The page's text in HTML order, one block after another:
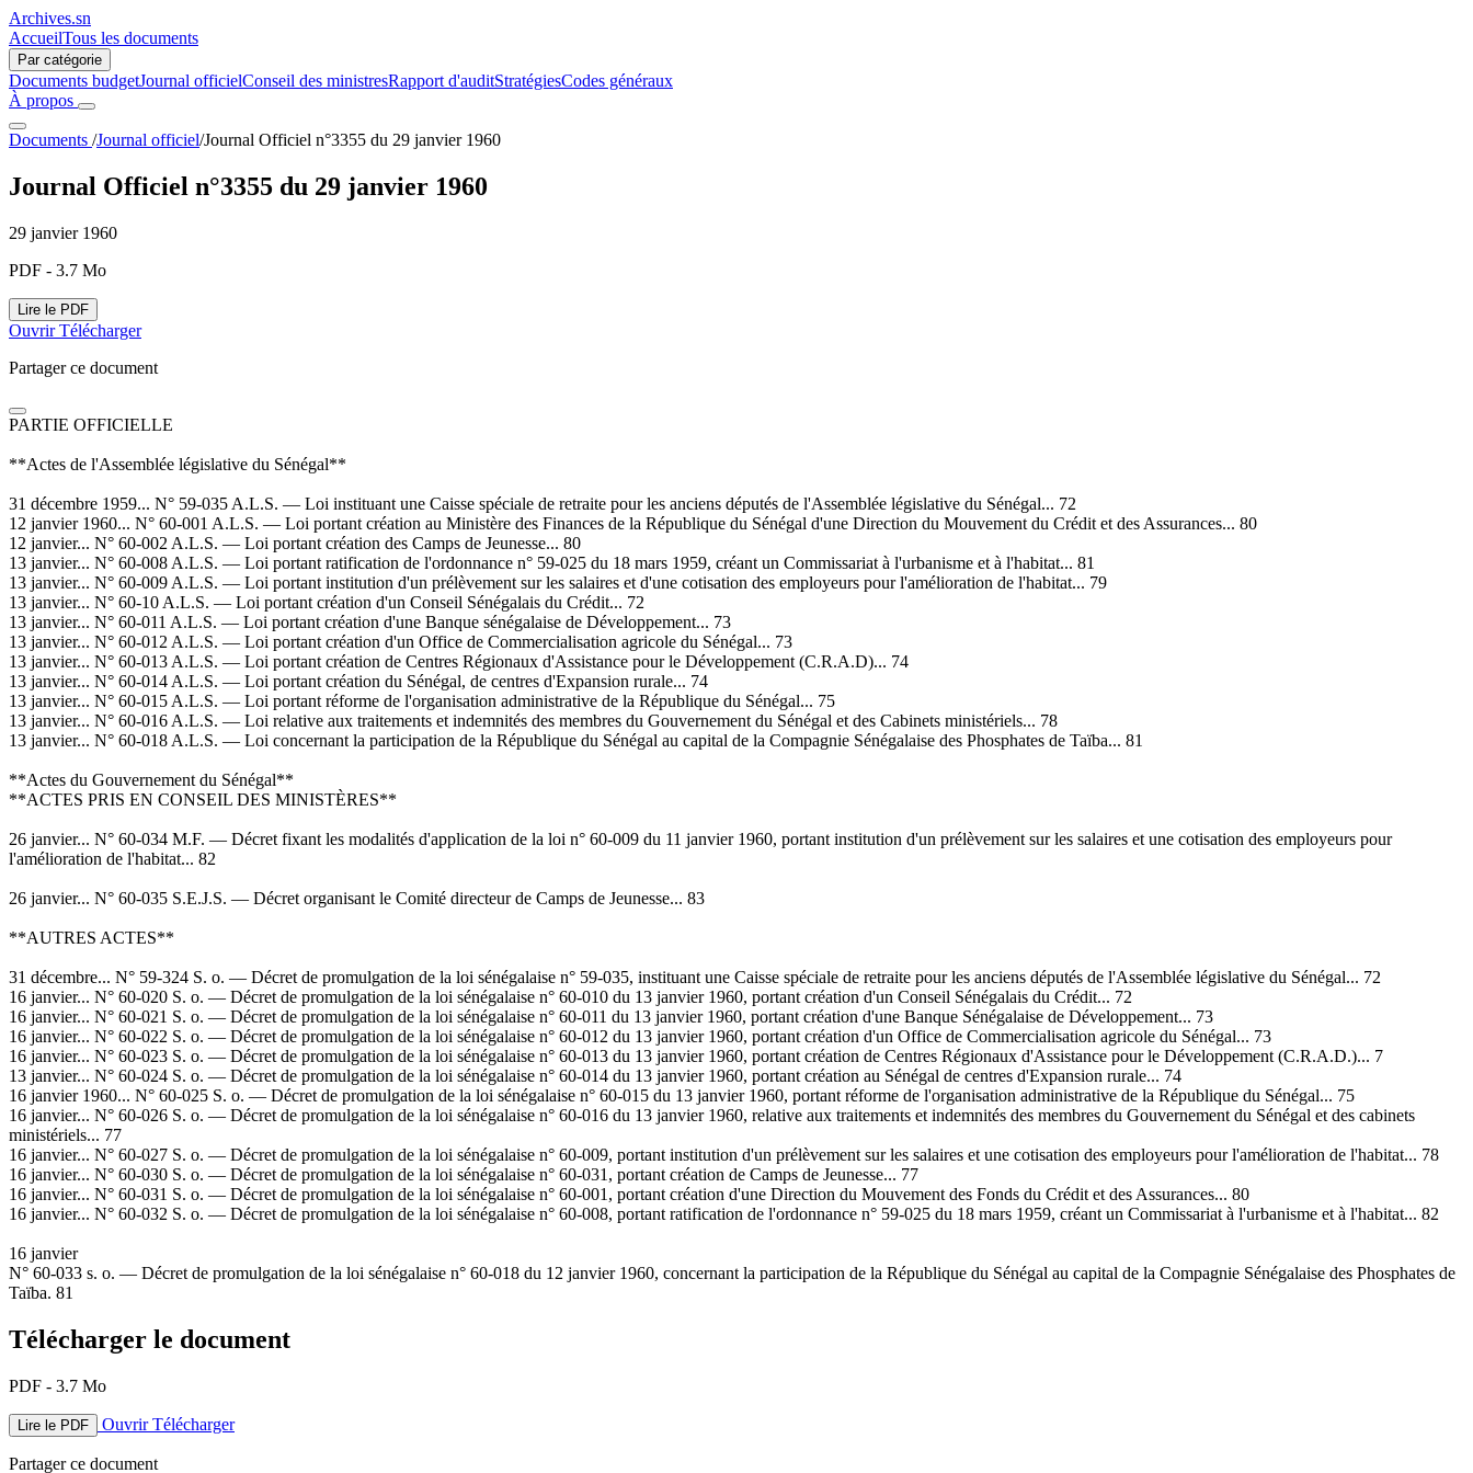
Archives.sn
AccueilTous les documents
Par catégorie
Documents budgetJournal officielConseil des ministresRapport d'auditStratégiesCodes généraux
À propos
Documents /Journal officiel/Journal Officiel n°3355 du 29 janvier 1960
Journal Officiel n°3355 du 29 janvier 1960
29 janvier 1960
PDF - 3.7 Mo
Lire le PDF
OuvrirTélécharger
Partager ce document
PARTIE OFFICIELLE
**Actes de l'Assemblée législative du Sénégal**
31 décembre 1959... N° 59-035 A.L.S. — Loi instituant une Caisse spéciale de retraite pour les anciens députés de l'Assemblée législative du Sénégal... 72
12 janvier 1960... N° 60-001 A.L.S. — Loi portant création au Ministère des Finances de la République du Sénégal d'une Direction du Mouvement du Crédit et des Assurances... 80
12 janvier... N° 60-002 A.L.S. — Loi portant création des Camps de Jeunesse... 80
13 janvier... N° 60-008 A.L.S. — Loi portant ratification de l'ordonnance n° 59-025 du 18 mars 1959, créant un Commissariat à l'urbanisme et à l'habitat... 81
13 janvier... N° 60-009 A.L.S. — Loi portant institution d'un prélèvement sur les salaires et d'une cotisation des employeurs pour l'amélioration de l'habitat... 79
13 janvier... N° 60-10 A.L.S. — Loi portant création d'un Conseil Sénégalais du Crédit... 72
13 janvier... N° 60-011 A.L.S. — Loi portant création d'une Banque sénégalaise de Développement... 73
13 janvier... N° 60-012 A.L.S. — Loi portant création d'un Office de Commercialisation agricole du Sénégal... 73
13 janvier... N° 60-013 A.L.S. — Loi portant création de Centres Régionaux d'Assistance pour le Développement (C.R.A.D)... 74
13 janvier... N° 60-014 A.L.S. — Loi portant création du Sénégal, de centres d'Expansion rurale... 74
13 janvier... N° 60-015 A.L.S. — Loi portant réforme de l'organisation administrative de la République du Sénégal... 75
13 janvier... N° 60-016 A.L.S. — Loi relative aux traitements et indemnités des membres du Gouvernement du Sénégal et des Cabinets ministériels... 78
13 janvier... N° 60-018 A.L.S. — Loi concernant la participation de la République du Sénégal au capital de la Compagnie Sénégalaise des Phosphates de Taïba... 81
**Actes du Gouvernement du Sénégal**
**ACTES PRIS EN CONSEIL DES MINISTÈRES**
26 janvier... N° 60-034 M.F. — Décret fixant les modalités d'application de la loi n° 60-009 du 11 janvier 1960, portant institution d'un prélèvement sur les salaires et une cotisation des employeurs pour
l'amélioration de l'habitat... 82
26 janvier... N° 60-035 S.E.J.S. — Décret organisant le Comité directeur de Camps de Jeunesse... 83
**AUTRES ACTES**
31 décembre... N° 59-324 S. o. — Décret de promulgation de la loi sénégalaise n° 59-035, instituant une Caisse spéciale de retraite pour les anciens députés de l'Assemblée législative du Sénégal... 72
16 janvier... N° 60-020 S. o. — Décret de promulgation de la loi sénégalaise n° 60-010 du 13 janvier 1960, portant création d'un Conseil Sénégalais du Crédit... 72
16 janvier... N° 60-021 S. o. — Décret de promulgation de la loi sénégalaise n° 60-011 du 13 janvier 1960, portant création d'une Banque Sénégalaise de Développement... 73
16 janvier... N° 60-022 S. o. — Décret de promulgation de la loi sénégalaise n° 60-012 du 13 janvier 1960, portant création d'un Office de Commercialisation agricole du Sénégal... 73
16 janvier... N° 60-023 S. o. — Décret de promulgation de la loi sénégalaise n° 60-013 du 13 janvier 1960, portant création de Centres Régionaux d'Assistance pour le Développement (C.R.A.D.)... 7
13 janvier... N° 60-024 S. o. — Décret de promulgation de la loi sénégalaise n° 60-014 du 13 janvier 1960, portant création au Sénégal de centres d'Expansion rurale... 74
16 janvier 1960... N° 60-025 S. o. — Décret de promulgation de la loi sénégalaise n° 60-015 du 13 janvier 1960, portant réforme de l'organisation administrative de la République du Sénégal... 75
16 janvier... N° 60-026 S. o. — Décret de promulgation de la loi sénégalaise n° 60-016 du 13 janvier 1960, relative aux traitements et indemnités des membres du Gouvernement du Sénégal et des cabinets
ministériels... 77
16 janvier... N° 60-027 S. o. — Décret de promulgation de la loi sénégalaise n° 60-009, portant institution d'un prélèvement sur les salaires et une cotisation des employeurs pour l'amélioration de l'habitat... 78
16 janvier... N° 60-030 S. o. — Décret de promulgation de la loi sénégalaise n° 60-031, portant création de Camps de Jeunesse... 77
16 janvier... N° 60-031 S. o. — Décret de promulgation de la loi sénégalaise n° 60-001, portant création d'une Direction du Mouvement des Fonds du Crédit et des Assurances... 80
16 janvier... N° 60-032 S. o. — Décret de promulgation de la loi sénégalaise n° 60-008, portant ratification de l'ordonnance n° 59-025 du 18 mars 1959, créant un Commissariat à l'urbanisme et à l'habitat... 82
16 janvier
N° 60-033 s. o. — Décret de promulgation de la loi sénégalaise n° 60-018 du 12 janvier 1960, concernant la participation de la République du Sénégal au capital de la Compagnie Sénégalaise des Phosphates de
Taïba. 81
Télécharger le document
PDF - 3.7 Mo
Lire le PDF OuvrirTélécharger
Partager ce document